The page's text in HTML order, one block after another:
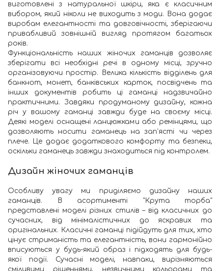
виготовлені з натуральної шкіри, яка є класичним
вибором, який ніколи не виходить з моди. Вона додає
виробам елегантності та довговічності, зберігаючи
привабливий зовнішній вигляд протягом багатьох
років.
Функціональність наших жіночих гаманців дозволяє
зберігати всі необхідні речі в одному місці, зручно
організовуючи простір. Велика кількість відділень для
банкнот, монет, банківських карток, посвідчень та
інших документів робить ці гаманці надзвичайно
практичними. Завдяки продуманому дизайну, кожна
річ у вашому гаманці завжди буде на своєму місці.
Деякі моделі оснащені ланцюжками або ремінцями, що
дозволяють носити гаманець на зап’ясті чи через
плече. Це додає додаткового комфорту та безпеки,
оскільки гаманець завжди знаходиться під контролем.
Дизайн жіночих гаманців
Особливу увагу ми приділяємо дизайну наших
гаманців. В асортименті "Крута торба"
представлені моделі різних стилів – від класичних до
сучасних, від мінімалістичних до яскравих та
оригінальних. Класичні гаманці підійдуть для тих, хто
цінує стриманість та елегантність, вони гармонійно
вписуються у будь-який образ і підходять для будь-
якої події. Сучасні моделі, навпаки, вирізняються
сміливими рішеннями, незвичними кольорами та